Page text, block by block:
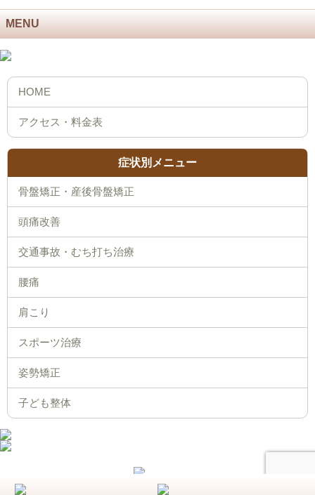
MENU
症状別メニュー
骨盤矯正・産後骨盤矯正
頭痛改善
交通事故・むち打ち治療
腰痛
肩こり
スポーツ治療
姿勢矯正
子ども整体